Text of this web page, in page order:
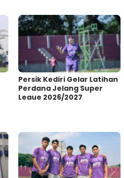
Persik Kediri Gelar Latihan
Perdana Jelang Super
Leaue 2026/2027